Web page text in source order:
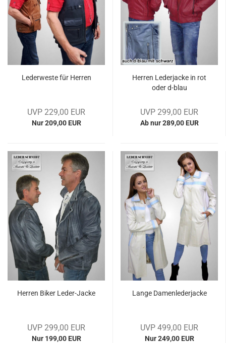
Le­der­wes­te für Her­ren
UVP 229,00 EUR
Nur 209,00 EUR
Her­ren Le­der­ja­cke in rot
oder d-​blau
UVP 299,00 EUR
Ab nur 289,00 EUR
Her­ren Biker Leder-​​Jacke
UVP 299,00 EUR
Nur 199,00 EUR
Lange Da­men­le­der­ja­cke
UVP 499,00 EUR
Nur 249,00 EUR